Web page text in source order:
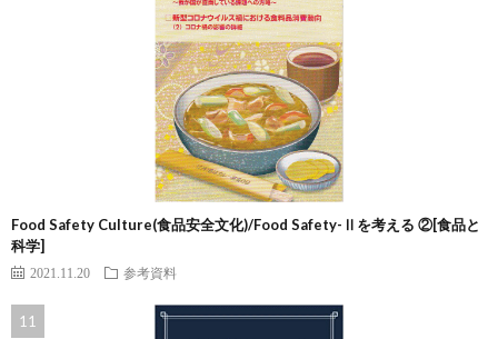
Food Safety Culture(食品安全文化)/Food Safety-Ⅱを考える ②[食品と
科学]
2021.11.20 参考資料